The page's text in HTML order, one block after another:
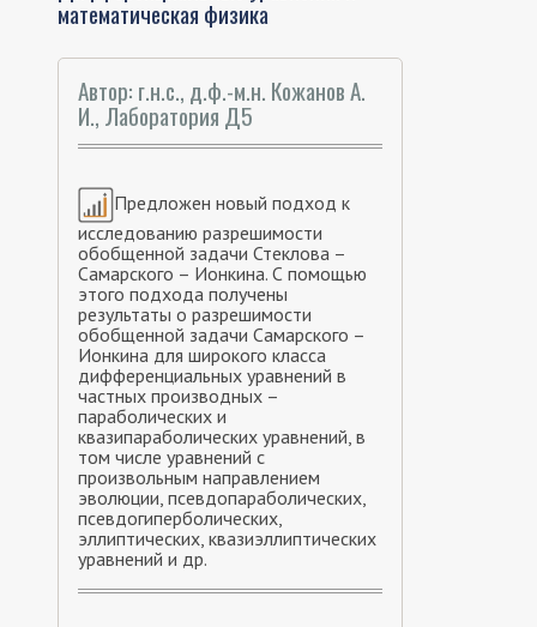
математическая физика
Автор: г.н.с., д.ф.-м.н. Кожанов А.
И., Лаборатория Д5
Предложен новый подход к
исследованию разрешимости
обобщенной задачи Стеклова –
Самарского – Ионкина. С помощью
этого подхода получены
результаты о разрешимости
обобщенной задачи Самарского –
Ионкина для широкого класса
дифференциальных уравнений в
частных производных –
параболических и
квазипараболических уравнений, в
том числе уравнений с
произвольным направлением
эволюции, псевдопараболических,
псевдогиперболических,
эллиптических, квазиэллиптических
уравнений и др.